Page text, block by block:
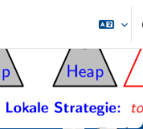
Grundständige Studiengänge (Bachelor, ...)
und